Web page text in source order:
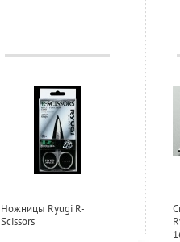
Ножницы Ryugi R-
Scissors